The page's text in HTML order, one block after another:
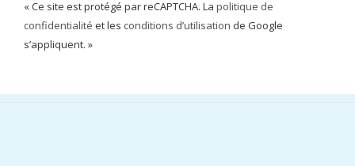
« Ce site est protégé par reCAPTCHA. La politique de
confidentialité et les conditions d’utilisation de Google
s’appliquent. »